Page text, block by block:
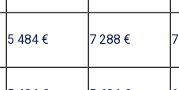
5 484 € 7 288 €